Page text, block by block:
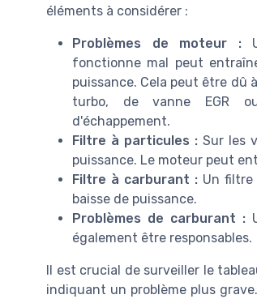
éléments à considérer :
Problèmes de moteur :
fonctionne mal peut
puissance. Cela peut être dû
turbo, de vanne EGR
d'échappement.
Filtre à particules : Sur les
puissance. Le moteur peut
Filtre à carburant :Un filtre
baisse de puissance.
Problèmes de carburant :
également être responsables.
Il est crucial de surveiller le
indiquant un problème plus